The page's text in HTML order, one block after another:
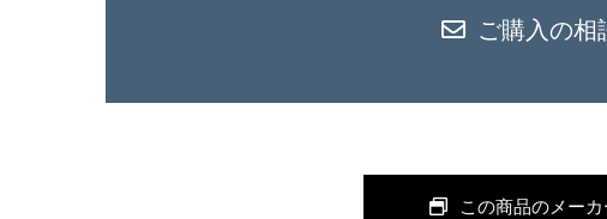
ご購入の相
この商品のメー